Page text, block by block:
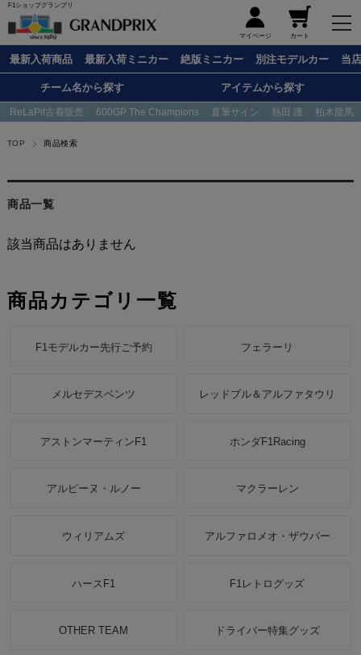
F1ショップグランプリ
マイページ カート
最新入荷商品 最新入荷ミニカー 絶版ミニカー 別注モデルカー 当
チーム名から探す アイテムから探す
ReLaPit古着販売 600GP The Champions 直筆サイン 熱田 護 柏木龍馬
TOP 商品検索
商品一覧
該当商品はありません
商品カテゴリ一覧
F1モデルカー先行ご予約 フェラーリ
メルセデスベンツ レッドブル＆アルファタウリ
アストンマーティンF1 ホンダF1Racing
アルピーヌ・ルノー マクラーレン
ウィリアムズ アルファロメオ・ザウバー
ハースF1 F1レトログッズ
OTHER TEAM ドライバー特集グッズ